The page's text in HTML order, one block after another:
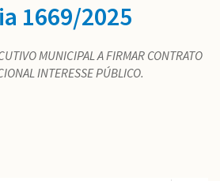
1669/2025
MUNICIPAL A FIRMAR CONTRATO
INTERESSE PÚBLICO.